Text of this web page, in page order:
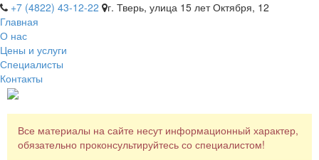
+7 (4822) 43-12-22
г. Тверь, улица 15 лет Октября, 12
Главная
О нас
Цены и услуги
Специалисты
Контакты
Все материалы на сайте несут информационный характер,
обязательно проконсультируйтесь со специалистом!